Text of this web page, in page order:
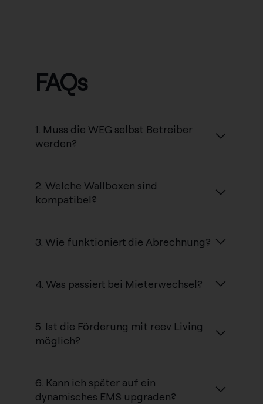
FAQs
1. Muss die WEG selbst Betreiber
werden?
2. Welche Wallboxen sind
kompatibel?
3. Wie funktioniert die Abrechnung?
4. Was passiert bei Mieterwechsel?
5. Ist die Förderung mit reev Living
möglich?
6. Kann ich später auf ein
dynamisches EMS upgraden?